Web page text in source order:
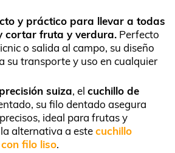
y práctico para llevar a todas
cortar fruta y verdura. Perfecto
o salida al campo, su diseño
su transporte y uso en cualquier
suiza, el cuchillo de
su filo dentado asegura
ideal para frutas y
alternativa a estecuchillo
filo liso.